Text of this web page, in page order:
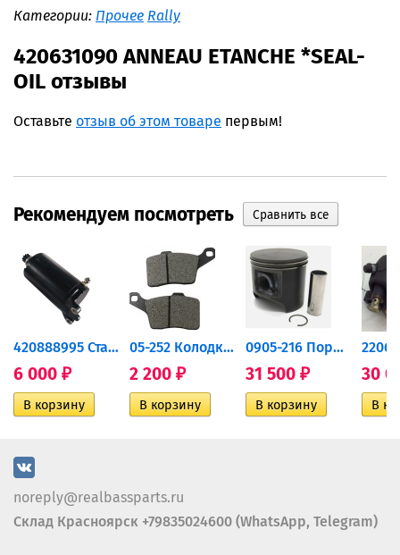
Категории: Прочее Rally
420631090 ANNEAU ETANCHE *SEAL-
OIL отзывы
Оставьте отзыв об этом товаре первым!
Рекомендуем посмотреть
420888995 Стартер для...
6 000 ₽
05-252 Колодки тормозные...
2 200 ₽
0905-216 Поршень Arctic Cat...
31 500 ₽ 30
noreply@realbassparts.ru
Склад Красноярск +79835024600 (WhatsApp, Telegram)